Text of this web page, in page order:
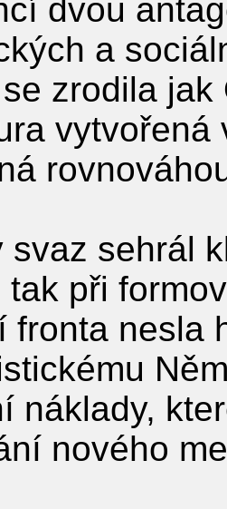
dvou
a
zrodila
vytvořená
svaz sehrál
tak při
fronta nesla
náklady,
nového